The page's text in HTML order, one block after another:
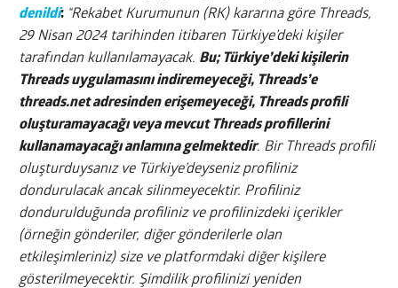
denildi: “Rekabet Kurumunun (RK) kararına göre Threads,
29 Nisan 2024 tarihinden itibaren Türkiye’deki kişiler
tarafından kullanılamayacak. Bu; Türkiye’deki kişilerin
Threads uygulamasını indiremeyeceği, Threads’e
threads.net adresinden erişemeyeceği, Threads profili
oluşturamayacağı veya mevcut Threads profillerini
kullanamayacağı anlamına gelmektedir. Bir Threads profili
oluşturduysanız ve Türkiye’deyseniz profiliniz
dondurulacak ancak silinmeyecektir. Profiliniz
dondurulduğunda profiliniz ve profilinizdeki içerikler
(örneğin gönderiler, diğer gönderilerle olan
etkileşimleriniz) size ve platformdaki diğer kişilere
gösterilmeyecektir. Şimdilik profilinizi yeniden